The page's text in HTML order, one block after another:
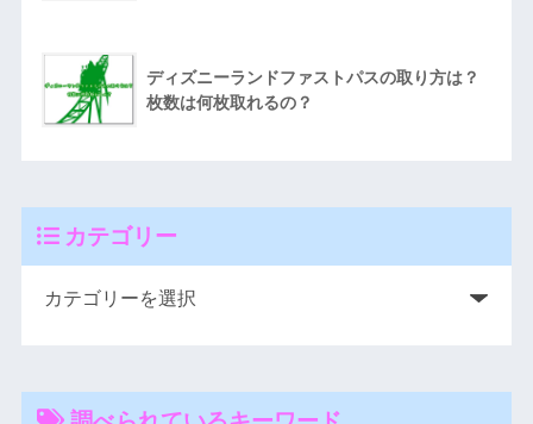
ディズニーランドファストパスの取り方は？
枚数は何枚取れるの？
カテゴリー